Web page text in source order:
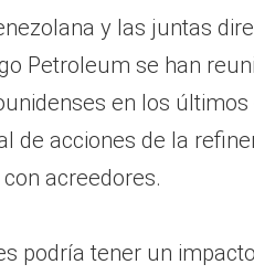
y las juntas
Petroleum se han
en los últimos
de acciones de la
acreedores.
podría tener un